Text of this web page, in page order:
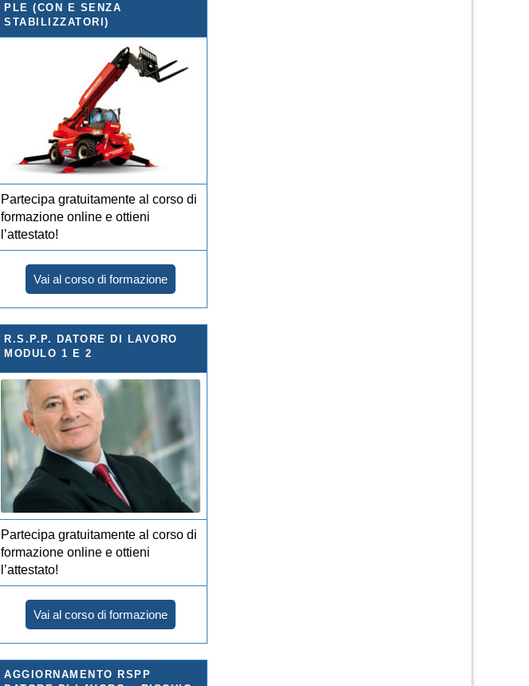
PLE (CON E SENZA
STABILIZZATORI)
Partecipa gratuitamente al corso di
formazione online e ottieni
l’attestato!
Vai al corso di formazione
R.S.P.P. DATORE DI LAVORO
MODULO 1 E 2
Partecipa gratuitamente al corso di
formazione online e ottieni
l’attestato!
Vai al corso di formazione
AGGIORNAMENTO RSPP